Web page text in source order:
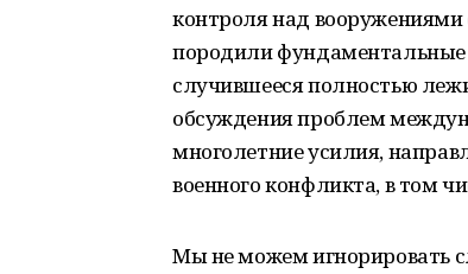
контроля над
породили фундаментальные
случившееся полностью
обсуждения проблем
многолетние усилия,
военного конфликта, в том
Мы не можем игнорировать